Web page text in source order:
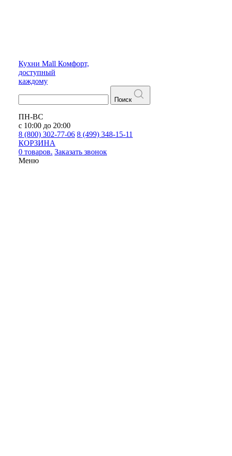
Кухни Mall Комфорт,
доступный
каждому
Поиск
ПН-ВС
с 10:00 до 20:00
8 (800) 302-77-06 8 (499) 348-15-11
КОРЗИНА
0 товаров. Заказать звонок
Меню